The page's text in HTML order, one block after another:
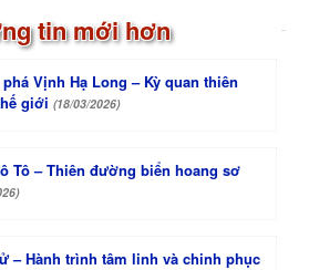
tin mới hơn
phá Vịnh Hạ Long – Kỳ quan thiên
giới (18/03/2026)
Tô – Thiên đường biển hoang sơ
– Hành trình tâm linh và chinh phục